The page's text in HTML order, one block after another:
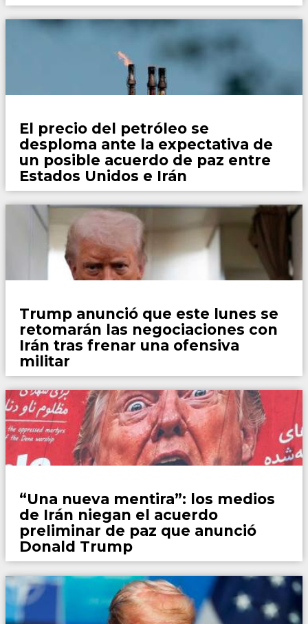
El precio del petróleo se
desploma ante la expectativa de
un posible acuerdo de paz entre
Estados Unidos e Irán
Trump anunció que este lunes se
retomarán las negociaciones con
Irán tras frenar una ofensiva
militar
“Una nueva mentira”: los medios
de Irán niegan el acuerdo
preliminar de paz que anunció
Donald Trump